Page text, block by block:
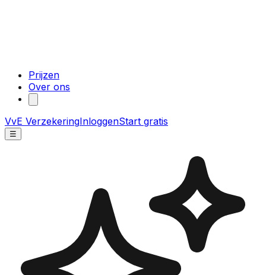
Prijzen
Over ons
VvE VerzekeringInloggenStart gratis
☰